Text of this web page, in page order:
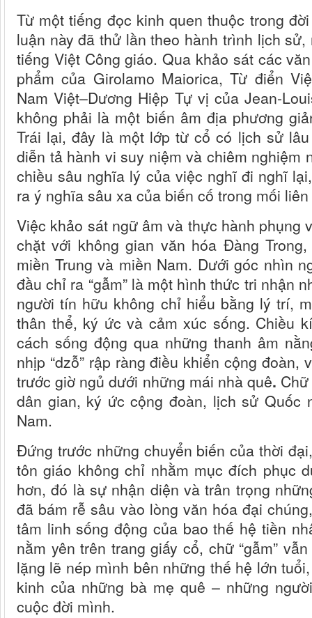
Từ một tiếng đọc kinh quen thuộc trong
luận này đã thử lần theo hành trình lịch
tiếng Việt Công giáo. Qua khảo sát các
phẩm của Girolamo Maiorica, Từ điển
Nam Việt–Dương Hiệp Tự vị của Jean-
không phải là một biến âm địa phương
Trái lại, đây là một lớp từ cổ có lịch sử
diễn tả hành vi suy niệm và chiêm nghiệm
chiều sâu nghĩa lý của việc nghĩ đi nghĩ
ra ý nghĩa sâu xa của biến cố trong mối
Việc khảo sát ngữ âm và thực hành phụng
chặt với không gian văn hóa Đàng
miền Trung và miền Nam. Dưới góc nhìn
đầu chỉ ra “gẫm” là một hình thức tri nhận
người tín hữu không chỉ hiểu bằng lý trí,
thân thể, ký ức và cảm xúc sống. Chiều
cách sống động qua những thanh âm
nhịp “dzỗ” rập ràng điều khiển cộng
trước giờ ngủ dưới những mái nhà quê.
dân gian, ký ức cộng đoàn, lịch sử Quốc
Nam.
Đứng trước những chuyển biến của thời
tôn giáo không chỉ nhằm mục đích phục
hơn, đó là sự nhận diện và trân trọng
đã bám rễ sâu vào lòng văn hóa đại
tâm linh sống động của bao thế hệ tiền
nằm yên trên trang giấy cổ, chữ “gẫm”
lặng lẽ nép mình bên những thế hệ lớn
kinh của những bà mẹ quê – những
cuộc đời mình.